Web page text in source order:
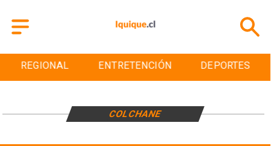
REGIONAL ENTRETENCIÓN DEPORTES
COLCHANE